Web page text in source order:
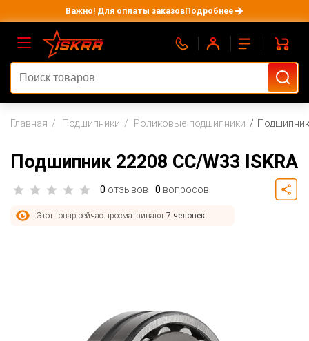
Важно! Для оплаты заказовПодробнее
Главная Подшипники Роликовые подшипники
Подшипник 22208 CC/W33 ISKRA
0 отзывов 0 вопросов
Этот товар сейчас просматривают7 человек